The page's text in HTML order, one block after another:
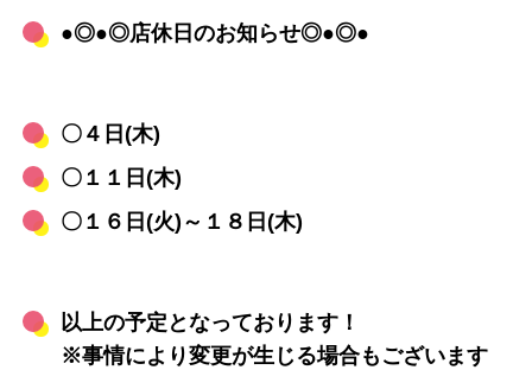
●◎●◎店休日のお知らせ◎●◎●
〇４日(木)
〇１１日(木)
〇１６日(火)～１８日(木)
以上の予定となっております！
※事情により変更が生じる場合もございます